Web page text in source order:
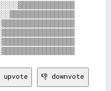
upvote 👎 downvote